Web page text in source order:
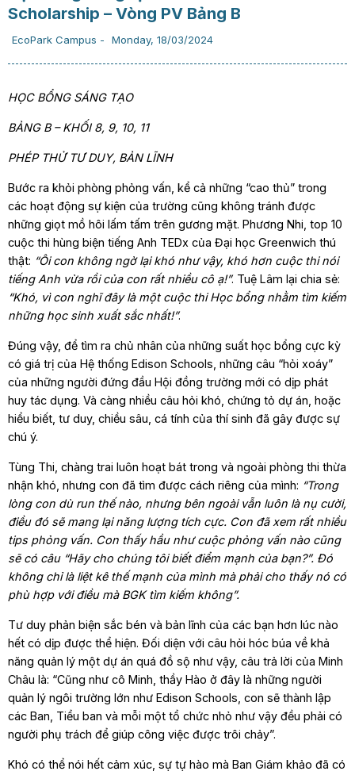
Scholarship – Vòng PV Bảng B
EcoPark Campus - Monday, 18/03/2024
HỌC BỔNG SÁNG TẠO
BẢNG B – KHỐI 8, 9, 10, 11
PHÉP THỬ TƯ DUY, BẢN LĨNH
Bước ra khỏi phòng phỏng vấn, kể cả những “cao thủ” trong
các hoạt động sự kiện của trường cũng không tránh được
những giọt mồ hôi lấm tấm trên gương mặt. Phương Nhi, top 10
cuộc thi hùng biện tiếng Anh TEDx của Đại học Greenwich thú
thật: “Ôi con không ngờ lại khó như vậy, khó hơn cuộc thi nói
tiếng Anh vừa rồi của con rất nhiều cô ạ!”. Tuệ Lâm lại chia sẻ:
“Khó, vì con nghĩ đây là một cuộc thi Học bổng nhằm tìm kiếm
những học sinh xuất sắc nhất!”.
Đúng vậy, để tìm ra chủ nhân của những suất học bổng cực kỳ
có giá trị của Hệ thống Edison Schools, những câu “hỏi xoáy”
của những người đứng đầu Hội đồng trường mới có dịp phát
huy tác dụng. Và càng nhiều câu hỏi khó, chứng tỏ dự án, hoặc
hiểu biết, tư duy, chiều sâu, cá tính của thí sinh đã gây được sự
chú ý.
Tùng Thi, chàng trai luôn hoạt bát trong và ngoài phòng thi thừa
nhận khó, nhưng con đã tìm được cách riêng của mình: “Trong
lòng con dù run thế nào, nhưng bên ngoài vẫn luôn là nụ cười,
điều đó sẽ mang lại năng lượng tích cực. Con đã xem rất nhiều
tips phỏng vấn. Con thấy hầu như cuộc phỏng vấn nào cũng
sẽ có câu “Hãy cho chúng tôi biết điểm mạnh của bạn?”. Đó
không chỉ là liệt kê thế mạnh của mình mà phải cho thấy nó có
phù hợp với điều mà BGK tìm kiếm không”.
Tư duy phản biện sắc bén và bản lĩnh của các bạn hơn lúc nào
hết có dịp được thể hiện. Đối diện với câu hỏi hóc búa về khả
năng quản lý một dự án quá đồ sộ như vậy, câu trả lời của Minh
Châu là: “Cũng như cô Minh, thầy Hào ở đây là những người
quản lý ngôi trường lớn như Edison Schools, con sẽ thành lập
các Ban, Tiểu ban và mỗi một tổ chức nhỏ như vậy đều phải có
người phụ trách để giúp công việc được trôi chảy”.
Khó có thể nói hết cảm xúc, sự tự hào mà Ban Giám khảo đã có